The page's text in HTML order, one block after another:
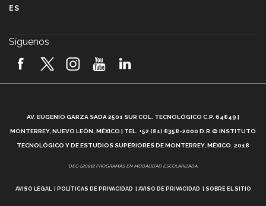
2026! (video)
¿Cómo es el Modelo Educativo Tec? (video)
Vida Tec: Feminismo e Inteligencia Artificial, Paola
ES
Síguenos
AV. EUGENIO GARZA SADA 2501 SUR COL. TECNOLÓGICO C.P. 64849 |
MONTERREY, NUEVO LEÓN, MÉXICO | TEL. +52 (81) 8358-2000 D.R.© INSTITUTO
TECNOLÓGICO Y DE ESTUDIOS SUPERIORES DE MONTERREY, MÉXICO. 2018
*DEC-520912 PROGRAMAS EN MODALIDAD ESCOLARIZADA.
AVISO LEGAL POLÍTICAS DE PRIVACIDAD AVISO DE PRIVACIDAD SOBRE EL SITIO